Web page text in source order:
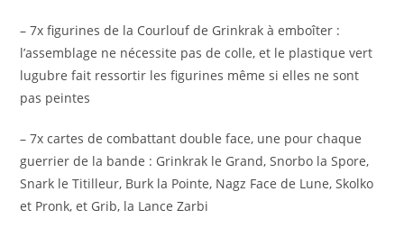
– 7x figurines de la Courlouf de Grinkrak à emboîter :
l’assemblage ne nécessite pas de colle, et le plastique vert
lugubre fait ressortir les figurines même si elles ne sont
pas peintes
– 7x cartes de combattant double face, une pour chaque
guerrier de la bande : Grinkrak le Grand, Snorbo la Spore,
Snark le Titilleur, Burk la Pointe, Nagz Face de Lune, Skolko
et Pronk, et Grib, la Lance Zarbi